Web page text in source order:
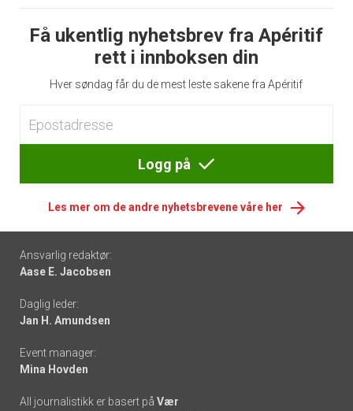
Få ukentlig nyhetsbrev fra Apéritif
rett i innboksen din
Hver søndag får du de mest leste sakene fra Apéritif
Logg på
Les mer om de andre nyhetsbrevene våre her
Footer
-
links
Ansvarlig redaktør:
Aase E. Jacobsen
Daglig leder:
Jan H. Amundsen
Event manager:
Mina Hovden
All journalistikk er basert på Vær